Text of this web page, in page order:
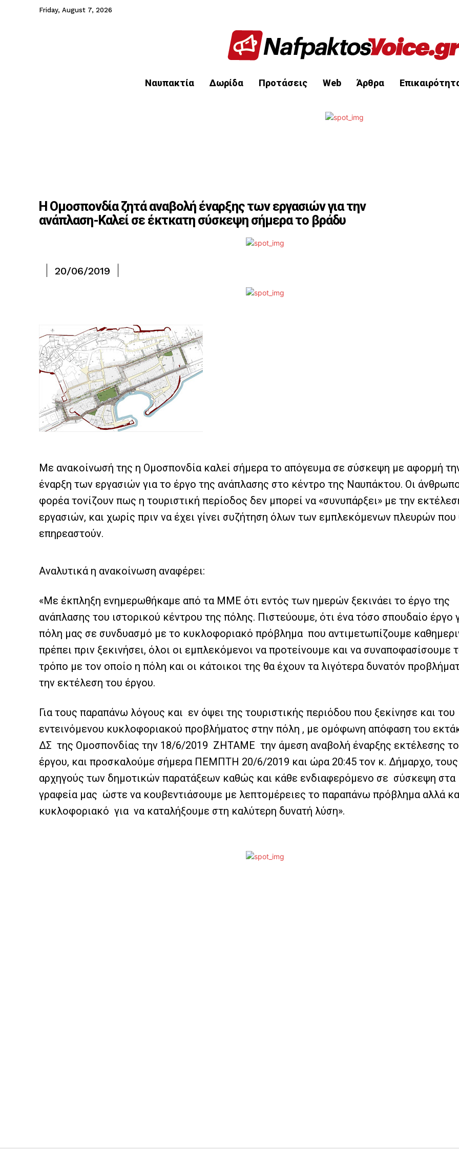
Friday, August 7, 2026
Ναυπακτία Δωρίδα Προτάσεις Web Άρθρα
Η Ομοσπονδία ζητά αναβολή έναρξης των εργασιών για την
ανάπλαση-Καλεί σε έκτκατη σύσκεψη σήμερα το βράδυ
20/06/2019
Με ανακοίνωσή της η Ομοσπονδία καλεί σήμερα το απόγευμα σε σύσκεψη με αφορμή
έναρξη των εργασιών για το έργο της ανάπλασης στο κέντρο της Ναυπάκτου. Οι
φορέα τονίζουν πως η τουριστική περίοδος δεν μπορεί να «συνυπάρξει» με την
εργασιών, και χωρίς πριν να έχει γίνει συζήτηση όλων των εμπλεκόμενων πλευρών που
επηρεαστούν.
Αναλυτικά η ανακοίνωση αναφέρει:
«Με έκπληξη ενημερωθήκαμε από τα ΜΜΕ ότι εντός των ημερών ξεκινάει το έργο της
ανάπλασης του ιστορικού κέντρου της πόλης. Πιστεύουμε, ότι ένα τόσο σπουδαίο έργο
πόλη μας σε συνδυασμό με το κυκλοφοριακό πρόβλημα που αντιμετωπίζουμε
πρέπει πριν ξεκινήσει, όλοι οι εμπλεκόμενοι να προτείνουμε και να συναποφασίσουμε
τρόπο με τον οποίο η πόλη και οι κάτοικοι της θα έχουν τα λιγότερα δυνατόν
την εκτέλεση του έργου.
Για τους παραπάνω λόγους και εν όψει της τουριστικής περιόδου που ξεκίνησε και του
εντεινόμενου κυκλοφοριακού προβλήματος στην πόλη , με ομόφωνη απόφαση του
ΔΣ της Ομοσπονδίας την 18/6/2019 ΖΗΤΑΜΕ την άμεση αναβολή έναρξης εκτέλεσης
έργου, και προσκαλούμε σήμερα ΠΕΜΠΤΗ 20/6/2019 και ώρα 20:45 τον κ. Δήμαρχο, τους
αρχηγούς των δημοτικών παρατάξεων καθώς και κάθε ενδιαφερόμενο σε σύσκεψη στα
γραφεία μας ώστε να κουβεντιάσουμε με λεπτομέρειες το παραπάνω πρόβλημα αλλά
κυκλοφοριακό για να καταλήξουμε στη καλύτερη δυνατή λύση».